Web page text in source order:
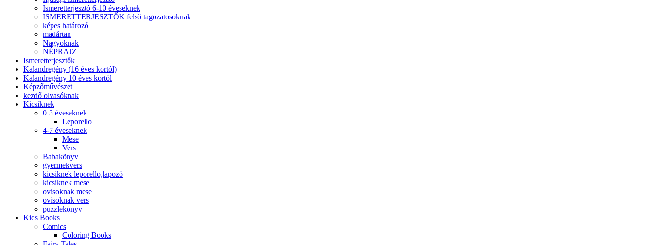
Ismeretterjesztó 6-10 éveseknek
ISMERETTERJESZTŐK felső tagozatosoknak
képes határozó
madártan
Nagyoknak
NÉPRAJZ
Ismeretterjesztők
Kalandregény (16 éves kortól)
Kalandregény 10 éves kortól
Képzőművészet
kezdő olvasóknak
Kicsiknek
0-3 éveseknek
Leporello
4-7 éveseknek
Mese
Vers
Babakönyv
gyermekvers
kicsiknek leporello,lapozó
kicsiknek mese
ovisoknak mese
ovisoknak vers
puzzlekönyv
Kids Books
Comics
Coloring Books